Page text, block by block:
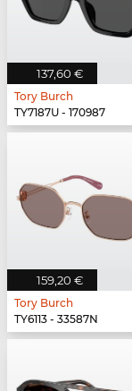
137,60 €
Tory Burch
TY7187U - 170987
159,20 €
Tory Burch
TY6113 - 33587N